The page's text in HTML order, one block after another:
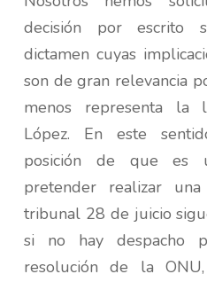
decisión por escrito
dictamen cuyas
son de gran relevancia
menos representa la
López. En este
posición de que es
pretender realizar
tribunal 28 de juicio
si no hay despacho
resolución de la